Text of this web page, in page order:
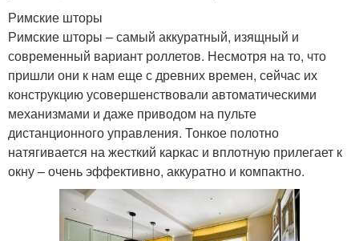
Римские шторы
Римские шторы – самый аккуратный, изящный и
современный вариант роллетов. Несмотря на то, что
пришли они к нам еще с древних времен, сейчас их
конструкцию усовершенствовали автоматическими
механизмами и даже приводом на пульте
дистанционного управления. Тонкое полотно
натягивается на жесткий каркас и вплотную прилегает к
окну – очень эффективно, аккуратно и компактно.